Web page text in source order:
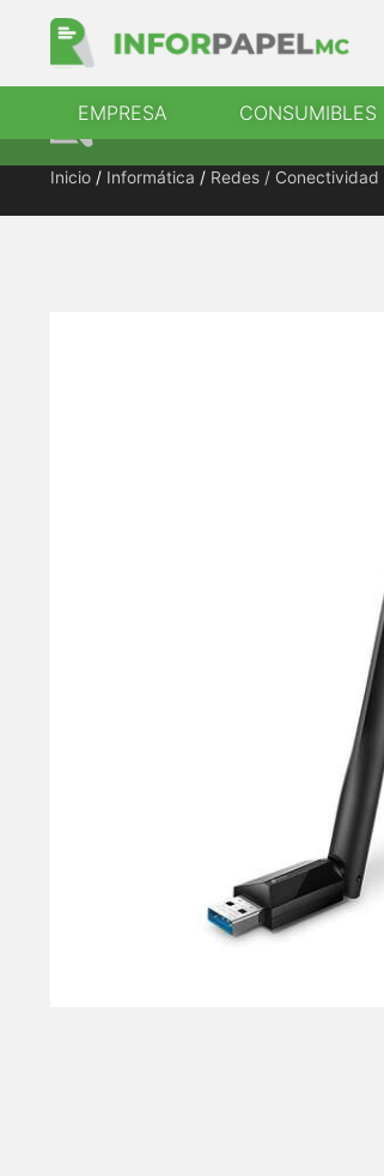
contenido
EMPRESA CONSUMIBLES
EMPRESA CONSUMIBLES
Inicio / Informática / Redes / Conectividad